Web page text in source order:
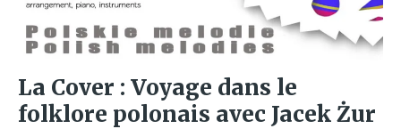
La Cover : Voyage dans le
folklore polonais avec Jacek Żur